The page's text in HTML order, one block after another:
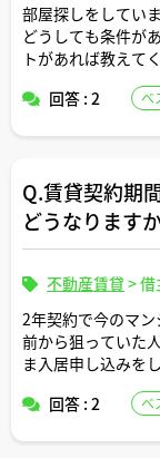
部屋探しをしてい
どうしても条件が
トがあれば教えて
回答 : 2
ベ
Q.賃貸契約期
どうなります
不動産賃貸 >借
2年契約で今のマ
前から狙っていた
ま入居申し込みを
私が引っ越しした
回答 : 2 ベ